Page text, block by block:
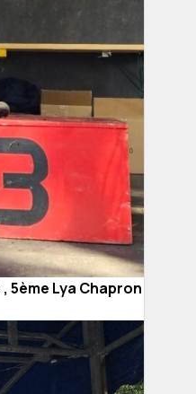
5ème Lya Chapron